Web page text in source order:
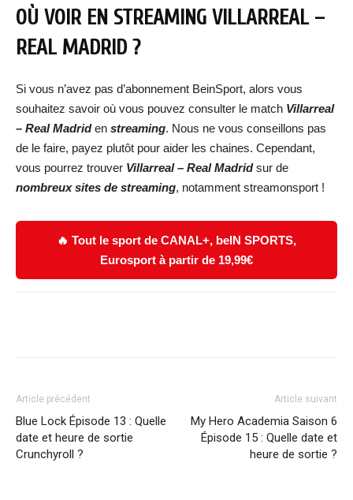
OÙ VOIR EN STREAMING VILLARREAL –
REAL MADRID ?
Si vous n’avez pas d’abonnement BeinSport, alors vous
souhaitez savoir où vous pouvez consulter le match Villarreal
– Real Madrid en streaming. Nous ne vous conseillons pas
de le faire, payez plutôt pour aider les chaines. Cependant,
vous pourrez trouver Villarreal – Real Madridsur de
nombreux sites de streaming, notamment streamonsport !
🔥 Tout le sport de CANAL+, beIN SPORTS,
Eurosport à partir de 19,99€
Article précédent
Blue Lock Épisode 13 : Quelle
date et heure de sortie
Crunchyroll ?
Article suivant
My Hero Academia Saison 6
Épisode 15 : Quelle date et
heure de sortie ?